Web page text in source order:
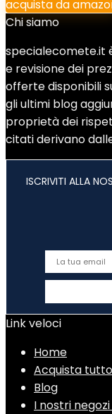
acquista da
Chi siamo
specialecomete.it
e revisione dei
offerte disponibili
gli ultimi blog
proprietà dei
citati derivano
ISCRIVITI ALLA
Link veloci
Home
Acquista tutto
Blog
I nostri